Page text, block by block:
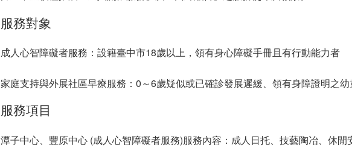
服務對象
成人心智障礙者服務：設籍臺中市18歲以上，領有身心障礙手冊且有行動能力者
家庭支持與外展社區早療服務： 0～6歲疑似或已確診發展遲緩、領有身障證明之
服務項目
潭子中心、豐原中心 (成人心智障礙者服務)服務內容：成人日托、技藝陶冶、休閒